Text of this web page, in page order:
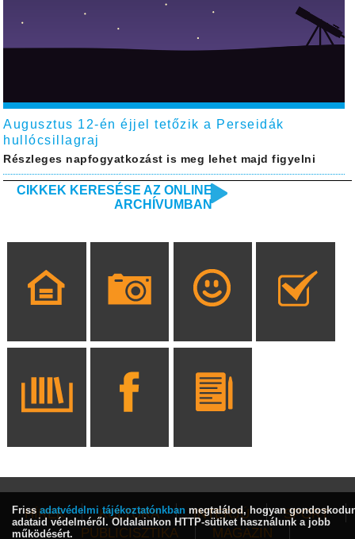
Augusztus 12-én éjjel tetőzik a Perseidák
hullócsillagraj
Részleges napfogyatkozást is meg lehet majd figyelni
CIKKEK KERESÉSE AZ ONLINE
ARCHÍVUMBAN
HÍREK KULTÚRA INTERJÚ
SPORT
PUBLICISZTIKA
MAGAZIN
Friss adatvédelmi tájékoztatónkban megtalálod, hogyan
adataid védelméről. Oldalainkon HTTP-sütiket használunk a jobb
működésért.